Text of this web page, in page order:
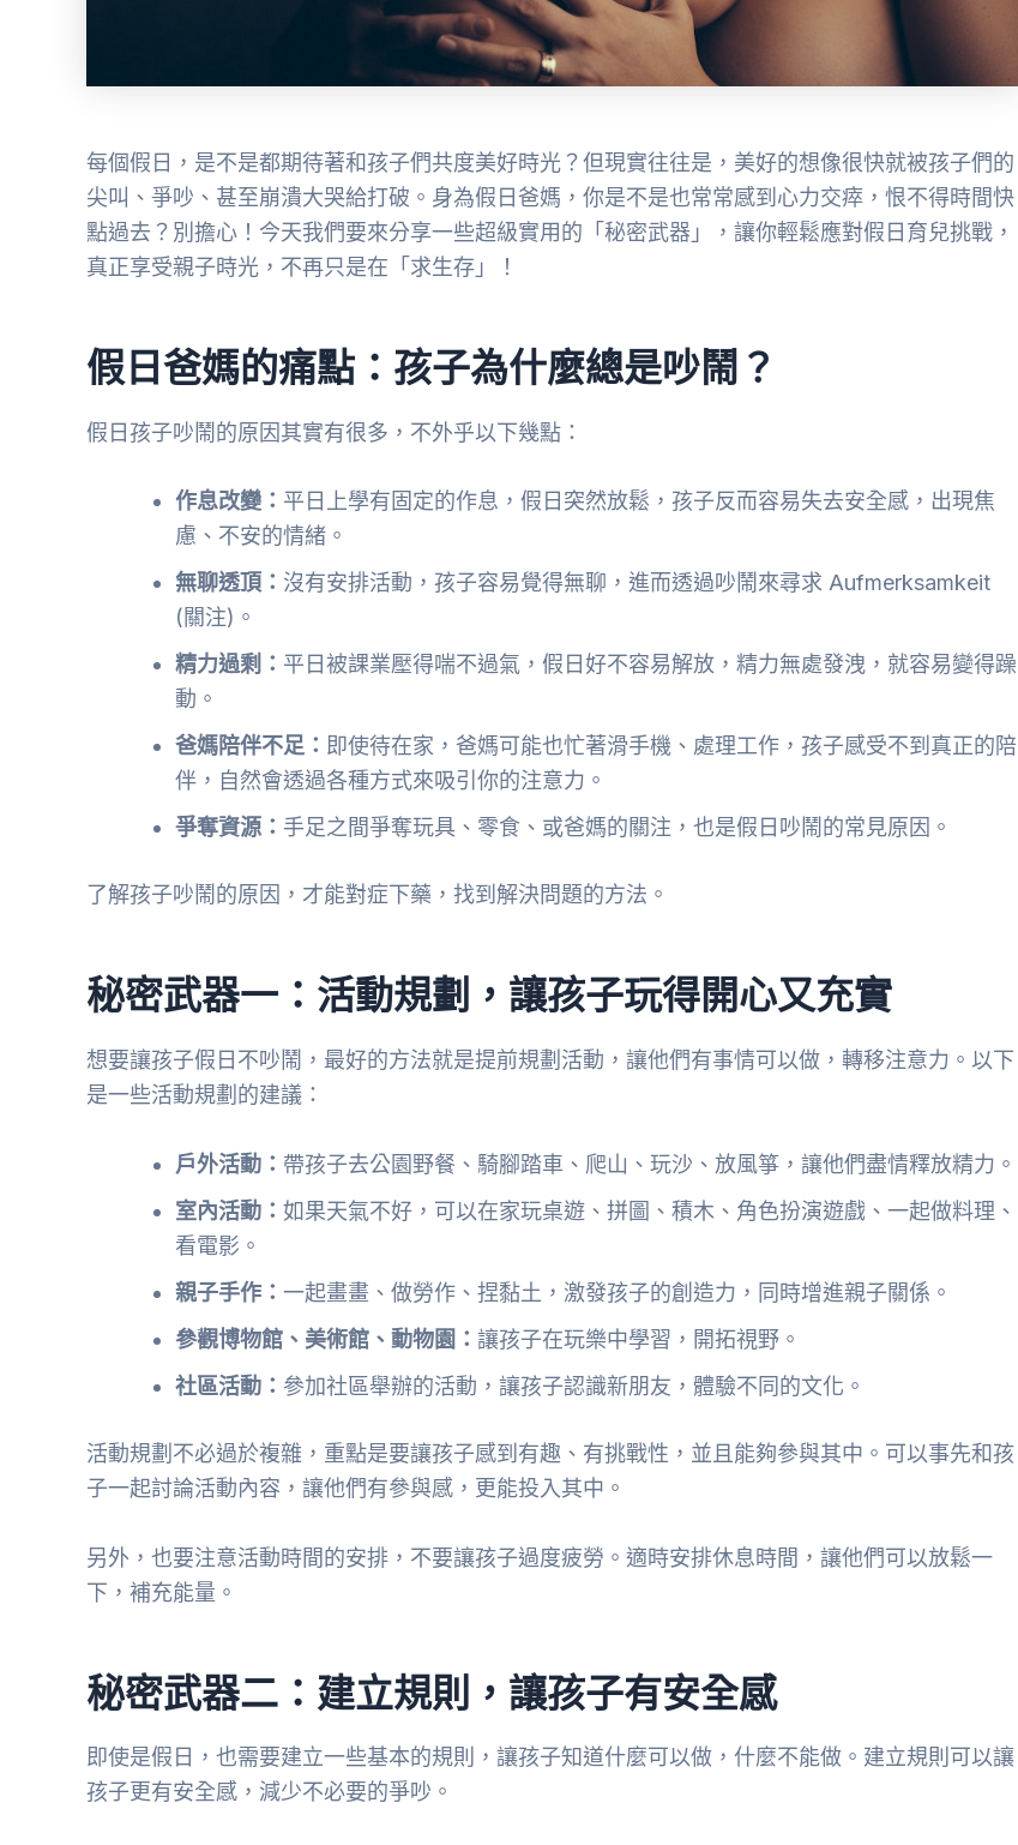
每個假日，是不是都期待著和孩子們共度美好時光？但現實往往是，美好的想像很快就被孩子們的
尖叫、爭吵、甚至崩潰大哭給打破。身為假日爸媽，你是不是也常常感到心力交瘁，恨不得時間快
點過去？別擔心！今天我們要來分享一些超級實用的「秘密武器」，讓你輕鬆應對假日育兒挑戰，
真正享受親子時光，不再只是在「求生存」！
假日爸媽的痛點：孩子為什麼總是吵鬧？
假日孩子吵鬧的原因其實有很多，不外乎以下幾點：
作息改變： 平日上學有固定的作息，假日突然放鬆，孩子反而容易失去安全感，出現焦
慮、不安的情緒。
無聊透頂： 沒有安排活動，孩子容易覺得無聊，進而透過吵鬧來尋求 Aufmerksamkeit
(關注)。
精力過剩： 平日被課業壓得喘不過氣，假日好不容易解放，精力無處發洩，就容易變得躁
動。
爸媽陪伴不足： 即使待在家，爸媽可能也忙著滑手機、處理工作，孩子感受不到真正的陪
伴，自然會透過各種方式來吸引你的注意力。
爭奪資源： 手足之間爭奪玩具、零食、或爸媽的關注，也是假日吵鬧的常見原因。
了解孩子吵鬧的原因，才能對症下藥，找到解決問題的方法。
秘密武器一：活動規劃，讓孩子玩得開心又充實
想要讓孩子假日不吵鬧，最好的方法就是提前規劃活動，讓他們有事情可以做，轉移注意力。以下
是一些活動規劃的建議：
戶外活動： 帶孩子去公園野餐、騎腳踏車、爬山、玩沙、放風箏，讓他們盡情釋放精力。
室內活動： 如果天氣不好，可以在家玩桌遊、拼圖、積木、角色扮演遊戲、一起做料理、
看電影。
親子手作： 一起畫畫、做勞作、捏黏土，激發孩子的創造力，同時增進親子關係。
參觀博物館、美術館、動物園： 讓孩子在玩樂中學習，開拓視野。
社區活動： 參加社區舉辦的活動，讓孩子認識新朋友，體驗不同的文化。
活動規劃不必過於複雜，重點是要讓孩子感到有趣、有挑戰性，並且能夠參與其中。可以事先和孩
子一起討論活動內容，讓他們有參與感，更能投入其中。
另外，也要注意活動時間的安排，不要讓孩子過度疲勞。適時安排休息時間，讓他們可以放鬆一
下，補充能量。
秘密武器二：建立規則，讓孩子有安全感
即使是假日，也需要建立一些基本的規則，讓孩子知道什麼可以做，什麼不能做。建立規則可以讓
孩子更有安全感，減少不必要的爭吵。